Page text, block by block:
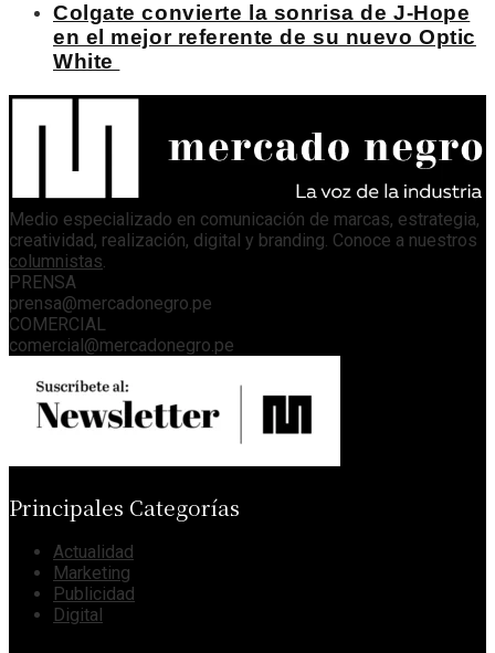
Colgate convierte la sonrisa de J-Hope
en el mejor referente de su nuevo Optic
White
Medio especializado en comunicación de marcas, estrategia,
creatividad, realización, digital y branding. Conoce a nuestros
columnistas.
PRENSA
prensa@mercadonegro.pe
COMERCIAL
comercial@mercadonegro.pe
Principales Categorías
Actualidad
Marketing
Publicidad
Digital